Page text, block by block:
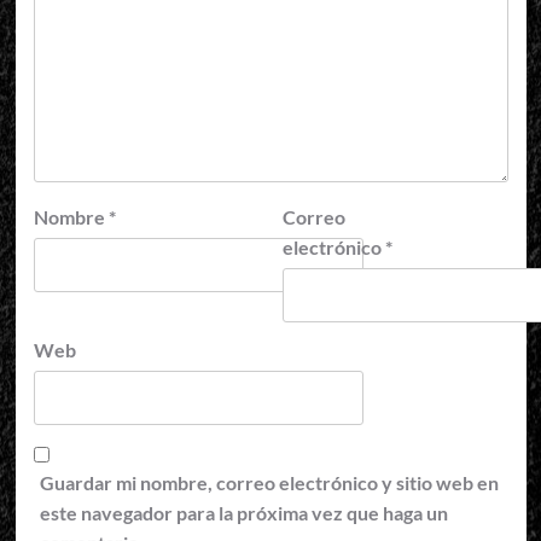
Nombre *
Correo
electrónico *
Web
Guardar mi nombre, correo electrónico y sitio web en
este navegador para la próxima vez que haga un